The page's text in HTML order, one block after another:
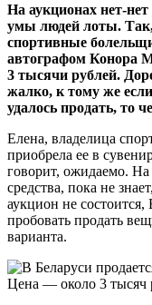
На аукционах нет-
умы людей лоты.
спортивные
автографом Конора
3 тысячи рублей.
жалко, к тому же
удалось продать, то
Елена, владелица
приобрела ее в
говорит, ожидаемо.
средства, пока не
аукцион не состоится,
пробовать продать
варианта.